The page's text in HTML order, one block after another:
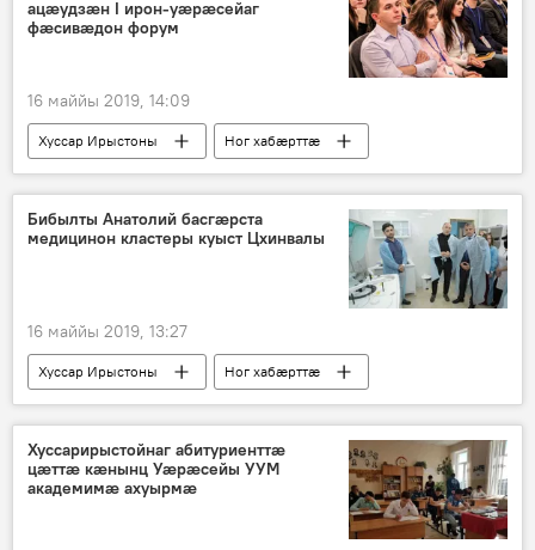
ацæудзæн I ирон-уæрæсейаг
фæсивæдон форум
16 маййы 2019, 14:09
Хуссар Ирыстоны
Ног хабӕрттӕ
Культурӕ
Бибылты Анатолий басгӕрста
медицинон кластеры куыст Цхинвалы
16 маййы 2019, 13:27
Хуссар Ирыстоны Ног хабӕрттӕ
Хуссарирыстойнаг абитуриенттӕ
цӕттӕ кӕнынц Уӕрӕсейы УУМ
академимӕ ахуырмӕ